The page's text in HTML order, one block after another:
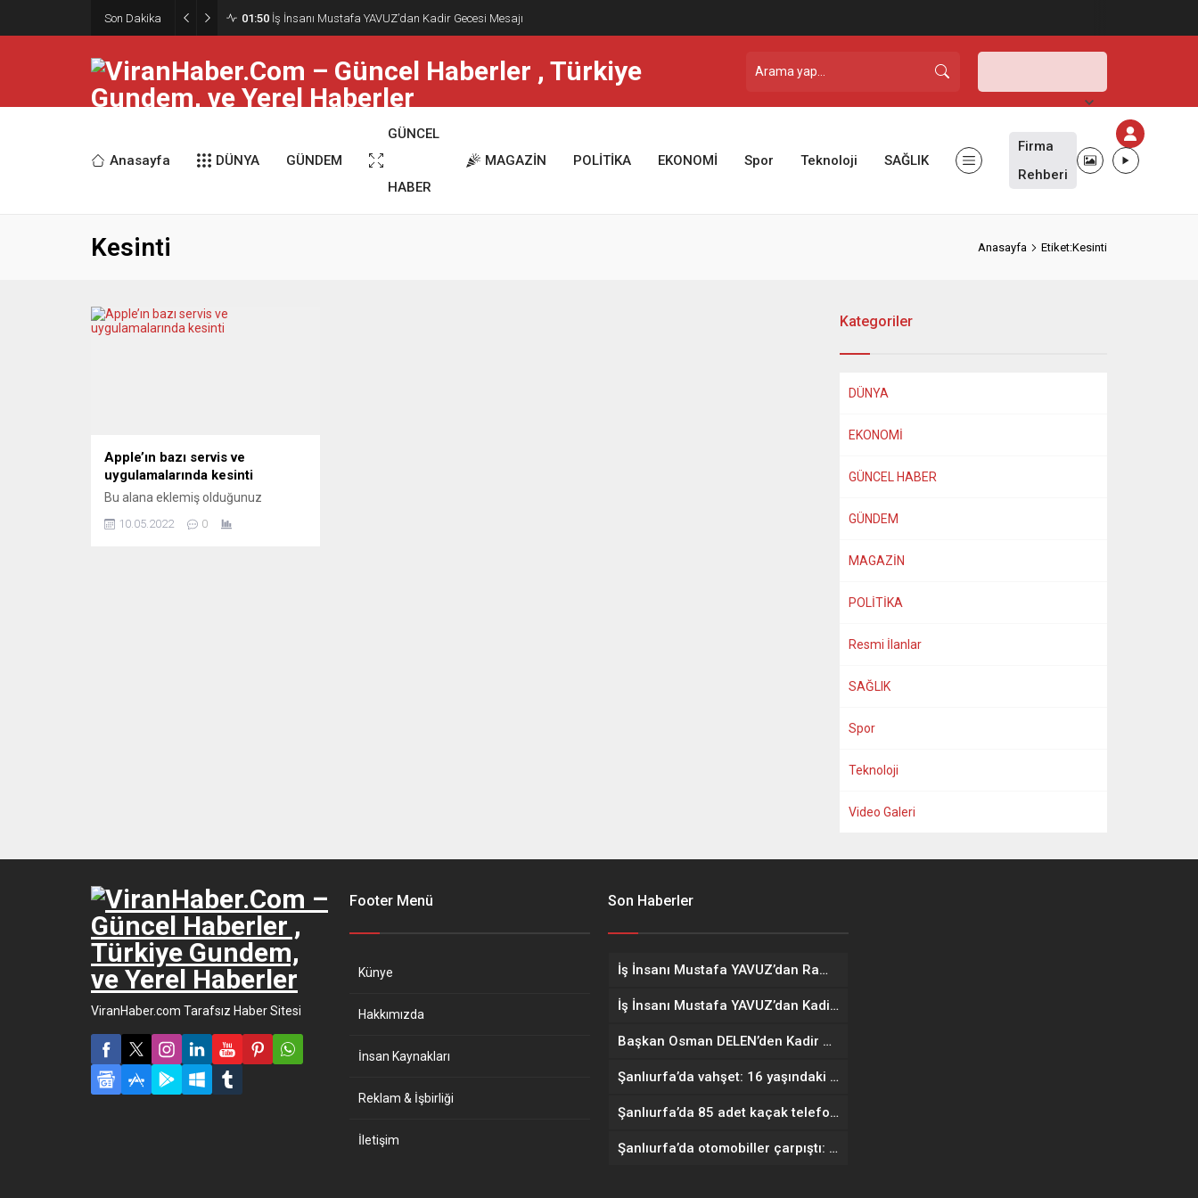
Son Dakika 01:50 İş İnsanı Mustafa YAVUZ’dan Kadir Gecesi Mesajı
Anasayfa DÜNYA GÜNDEM
GÜNCEL
HABER
MAGAZİN POLİTİKA EKONOMİ Spor Teknoloji SAĞLIK
Firma
Rehberi
Kesinti Anasayfa Etiket:Kesinti
Apple’ın bazı servis ve
uygulamalarında kesinti
Bu alana eklemiş olduğunuz
haberle ilgili kısa bir özet bilgisi
ekleyebilirsiniz. Bu metin yazı
10.05.2022 0
Kategoriler
DÜNYA
EKONOMİ
GÜNCEL HABER
GÜNDEM
MAGAZİN
POLİTİKA
Resmi İlanlar
SAĞLIK
Spor
Teknoloji
Video Galeri
ViranHaber.com Tarafsız Haber Sitesi
Footer Menü
Künye
Hakkımızda
İnsan Kaynakları
Reklam & İşbirliği
İletişim
Son Haberler
İş İnsanı Mustafa YAVUZ’dan Ramazan Bayramı mesajı
İş İnsanı Mustafa YAVUZ’dan Kadir Gecesi Mesajı
Başkan Osman DELEN’den Kadir Gecesi Mesajı
Şanlıurfa’da vahşet: 16 yaşındaki genç, 8 yaşındaki çocuğu öldüresiye dövdü
Şanlıurfa’da 85 adet kaçak telefon ele geçirildi
Şanlıurfa’da otomobiller çarpıştı: 1 ölü, 8 yaralı